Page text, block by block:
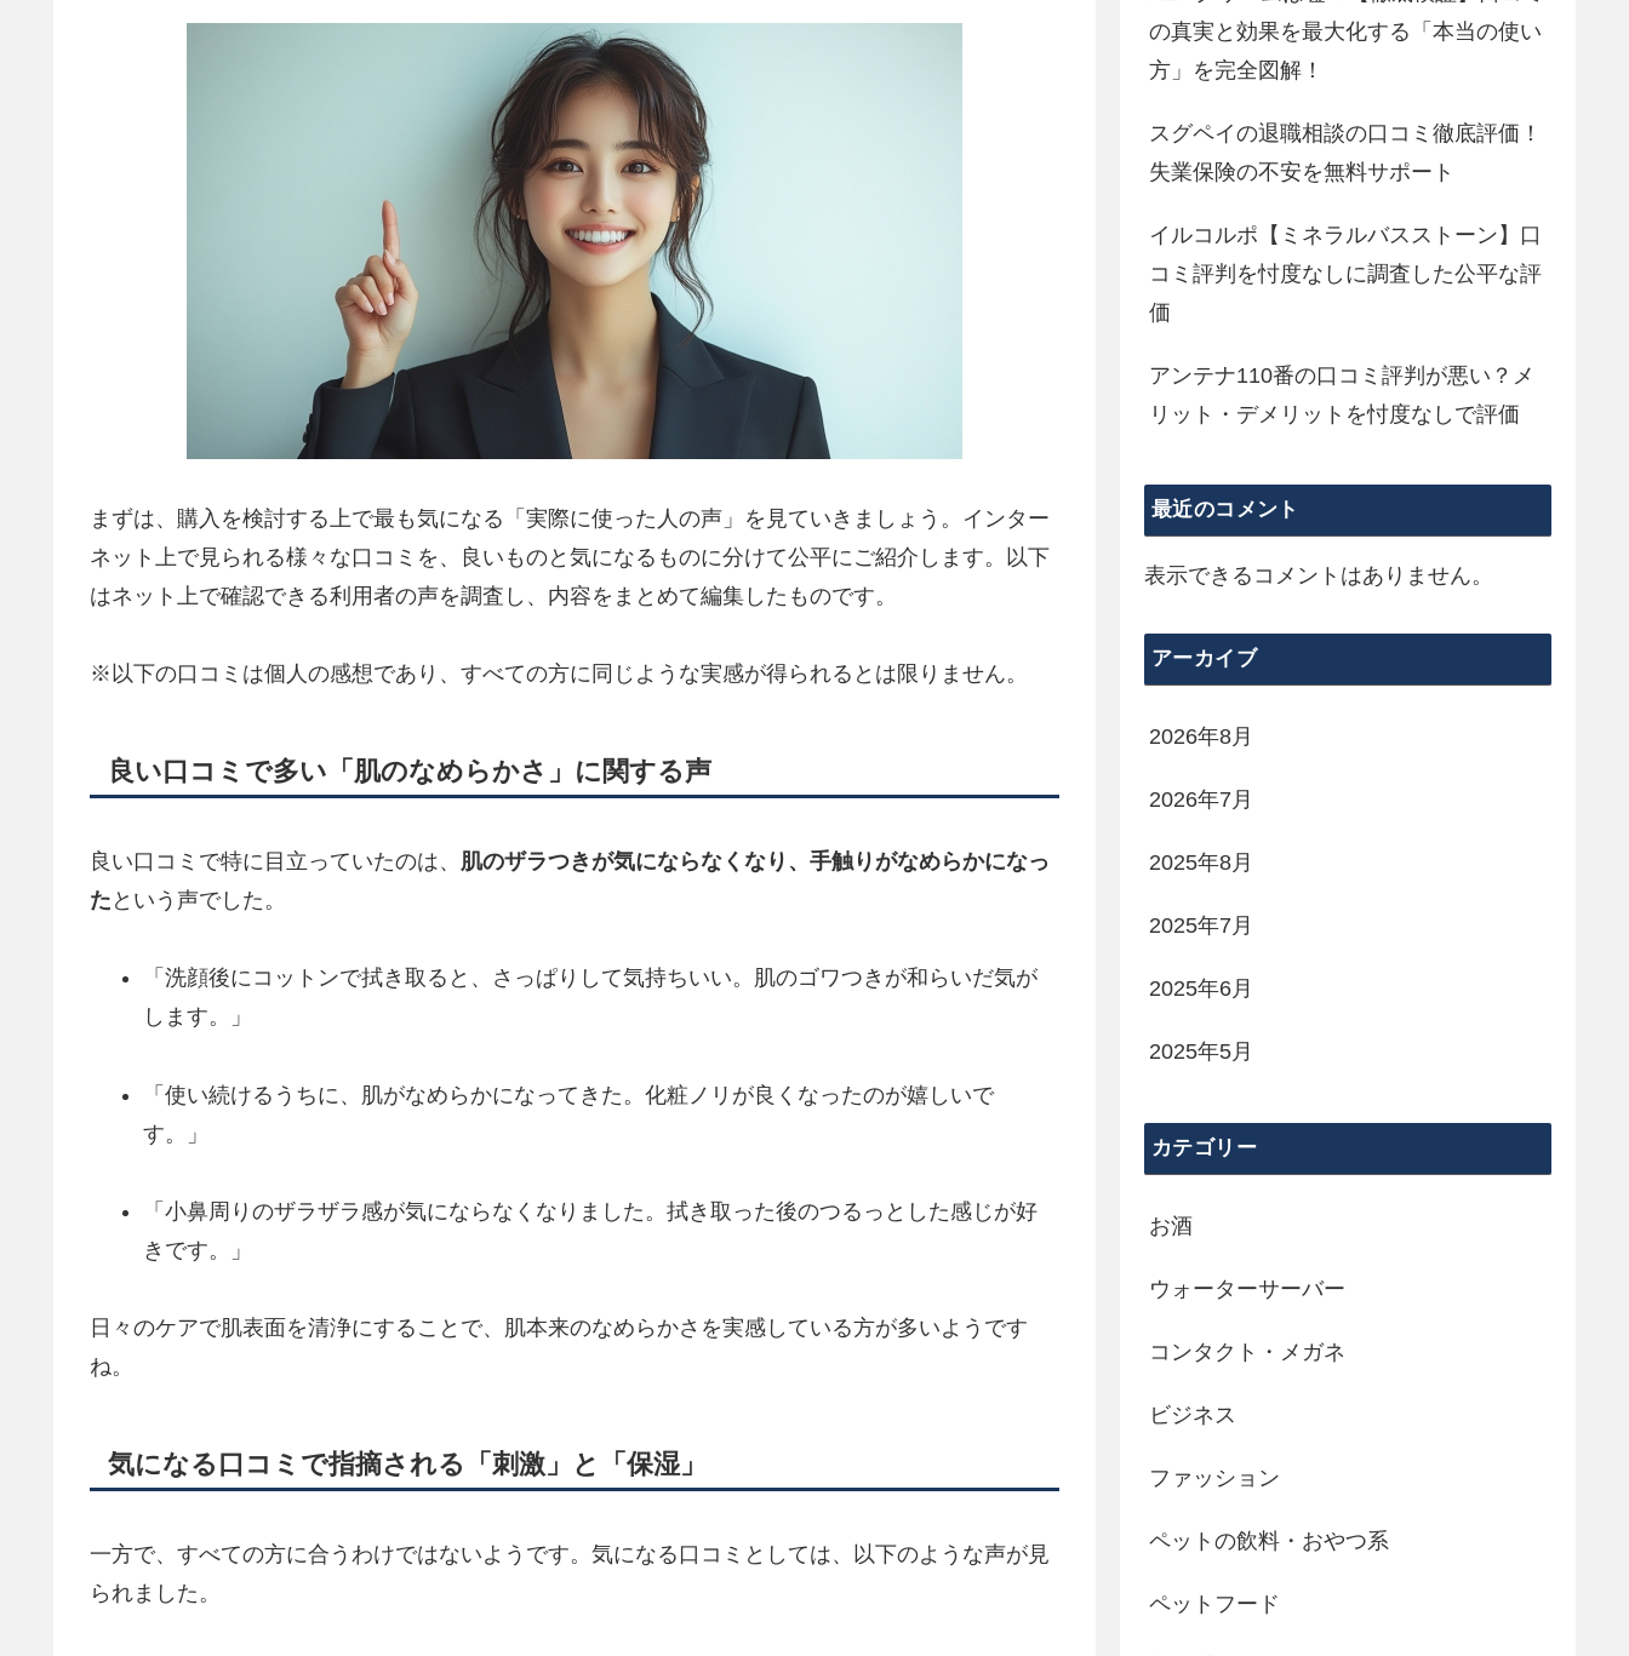
まずは、購入を検討する上で最も気になる「実際に使った人の声」を見ていきましょう。インター
ネット上で見られる様々な口コミを、良いものと気になるものに分けて公平にご紹介します。以下
はネット上で確認できる利用者の声を調査し、内容をまとめて編集したものです。
※以下の口コミは個人の感想であり、すべての方に同じような実感が得られるとは限りません。
良い口コミで多い「肌のなめらかさ」に関する声
良い口コミで特に目立っていたのは、 肌のザラつきが気にならなくなり、手触りがなめらかになっ
た という声でした。
「洗顔後にコットンで拭き取ると、さっぱりして気持ちいい。肌のゴワつきが和らいだ気が
します。」
「使い続けるうちに、肌がなめらかになってきた。化粧ノリが良くなったのが嬉しいで
す。」
「小鼻周りのザラザラ感が気にならなくなりました。拭き取った後のつるっとした感じが好
きです。」
日々のケアで肌表面を清浄にすることで、肌本来のなめらかさを実感している方が多いようです
ね。
気になる口コミで指摘される「刺激」と「保湿」
一方で、すべての方に合うわけではないようです。気になる口コミとしては、以下のような声が見
られました。
の真実と効果を最大化する「本当の使い
方」を完全図解！
スグペイの退職相談の口コミ徹底評価！
失業保険の不安を無料サポート
イルコルポ【ミネラルバスストーン】口
コミ評判を忖度なしに調査した公平な評
価
アンテナ110番の口コミ評判が悪い？メ
リット・デメリットを忖度なしで評価
最近のコメント
表示できるコメントはありません。
アーカイブ
2026年8月
2026年7月
2025年8月
2025年7月
2025年6月
2025年5月
カテゴリー
お酒
ウォーターサーバー
コンタクト・メガネ
ビジネス
ファッション
ペットの飲料・おやつ系
ペットフード